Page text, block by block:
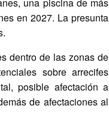
en 2027. La presunta
dentro de las zonas de
sobre arrecifes
posible afectación a
de afectaciones al